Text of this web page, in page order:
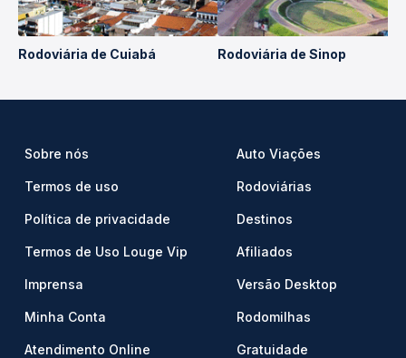
Rodoviária de Cuiabá Rodoviária de Sinop
Sobre nós
Termos de uso
Política de privacidade
Termos de Uso Louge Vip
Imprensa
Minha Conta
Atendimento Online
Auto Viações
Rodoviárias
Destinos
Afiliados
Versão Desktop
Rodomilhas
Gratuidade